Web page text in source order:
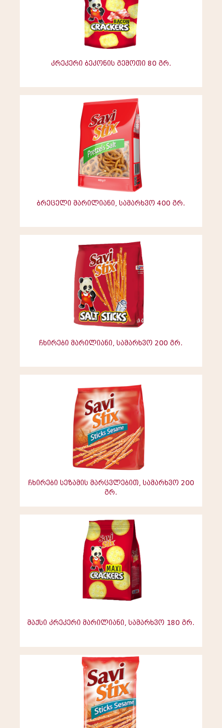
კრეკერი ბეკონის გემოთი 80 გრ.
ბრეცელი მარილიანი, სამარხვო 400 გრ.
ჩხირები მარილიანი, სამარხვო 200 გრ.
ჩხირები სეზამის მარცვლებით, სამარხვო 200
გრ.
მაქსი კრეკერი მარილიანი, სამარხვო 180 გრ.